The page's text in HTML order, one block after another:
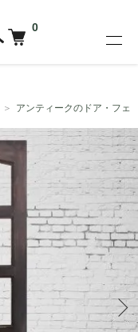
0
＞ アンティークのドア・フェ